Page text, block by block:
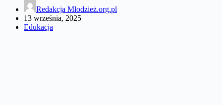
Redakcja Młodzież.org.pl
13 września, 2025
Edukacja